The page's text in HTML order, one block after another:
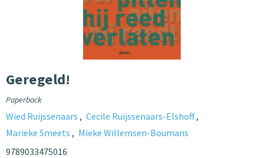
Geregeld!
Paperback
Wied Ruijssenaars
Cecile Ruijssenaars-Elshoff
Marieke Smeets
Mieke Willemsen-Boumans
9789033475016